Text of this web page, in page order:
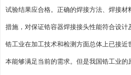
试验结果应合格。正确的焊接方法、焊接材
措施，对保证锆容器焊接接头性能符合设计
锆工业在加工技术和检测方面总体上已接
本能够满足当前的需求。但是我国锆工业